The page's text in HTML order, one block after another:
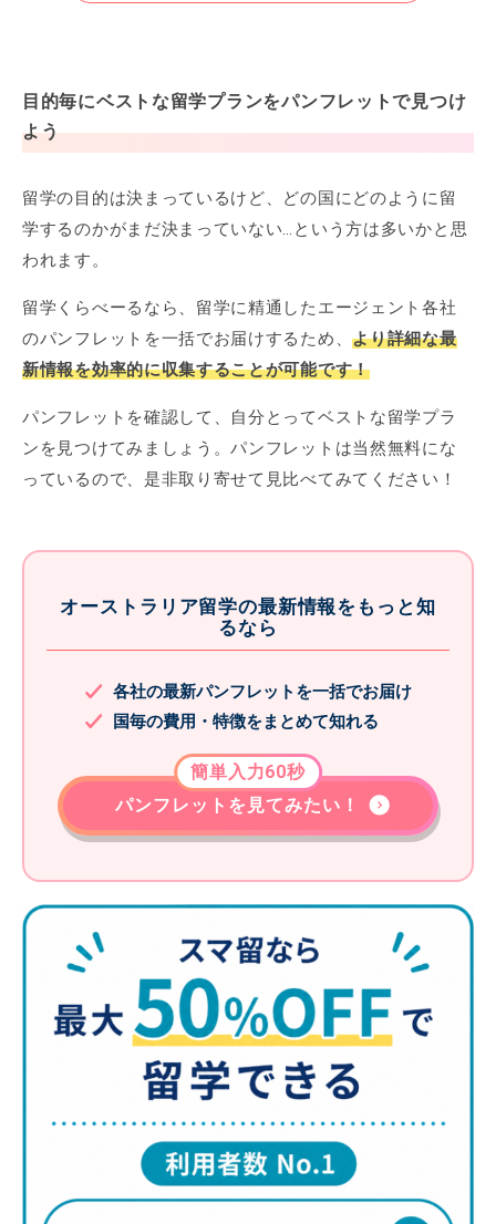
目的毎にベストな留学プランをパンフレットで見つけ
よう
留学の目的は決まっているけど、どの国にどのように留
学するのかがまだ決まっていない…という方は多いかと思
われます。
留学くらべーるなら、留学に精通したエージェント各社
のパンフレットを一括でお届けするため、より詳細な最
新情報を効率的に収集することが可能です！
パンフレットを確認して、自分とってベストな留学プラ
ンを見つけてみましょう。パンフレットは当然無料にな
っているので、是非取り寄せて見比べてみてください！
オーストラリア留学の最新情報をもっと知
るなら
各社の最新パンフレットを一括でお届け
国毎の費用・特徴をまとめて知れる
パンフレットを見てみたい！
簡単入力60秒